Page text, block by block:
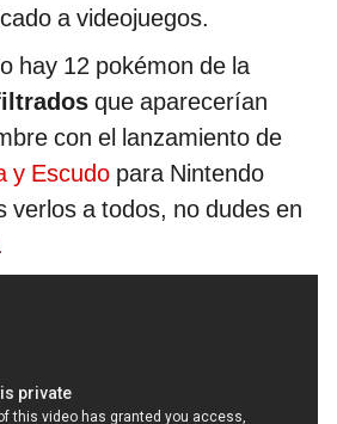
a videojuegos.
hay 12 pokémon de la
que aparecerían
con el lanzamiento de
y Escudo para Nintendo
verlos a todos, no dudes en